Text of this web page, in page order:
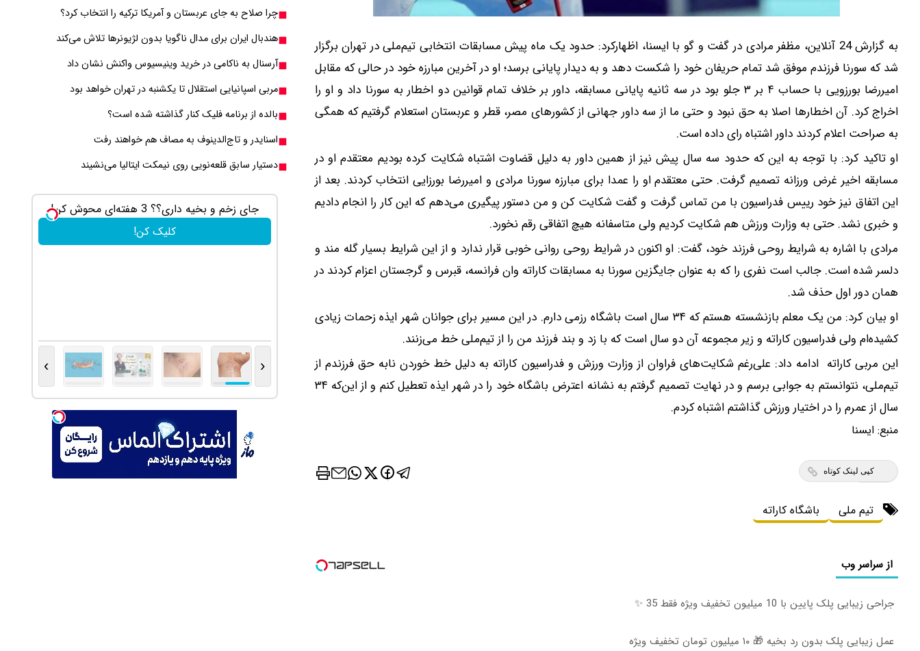
به گزارش 24 آنلاین، مظفر مرادی در گفت و گو با ایسنا، اظهارکرد: حدود یک ماه پیش مسابقات انتخابی تیم‌ملی در تهران برگزار
شد که سورنا فرزندم موفق شد تمام حریفان خود را شکست دهد و به دیدار پایانی برسد؛ او در آخرین مبارزه خود در حالی که مقابل
امیررضا بورزویی با حساب ۴ بر ۳ جلو بود در سه ثانیه پایانی مسابقه، داور بر خلاف تمام قوانین دو اخطار به سورنا داد و او را
اخراج کرد. آن اخطارها اصلا به حق نبود و حتی ما از سه داور جهانی از کشورهای مصر، قطر و عربستان استعلام گرفتیم که همگی
به صراحت اعلام کردند داور اشتباه رای داده است.
او تاکید کرد: با توجه به این که حدود سه سال پیش نیز از همین داور به دلیل قضاوت اشتباه شکایت کرده بودیم معتقدم او در
مسابقه اخیر غرض ورزانه تصمیم گرفت. حتی معتقدم او را عمدا برای مبارزه سورنا مرادی و امیررضا بورزایی انتخاب کردند. بعد از
این اتفاق نیز خود رییس فدراسیون با من تماس گرفت و گفت شکایت کن و من دستور پیگیری می‌دهم که این کار را انجام دادیم
و خبری نشد. حتی به وزارت ورزش هم شکایت کردیم ولی متاسفانه هیچ اتفاقی رقم نخورد.
مرادی با اشاره به شرایط روحی فرزند خود، گفت: او اکنون در شرایط روحی روانی خوبی قرار ندارد و از این شرایط بسیار گله مند و
دلسر شده است. جالب است نفری را که به عنوان جایگزین سورنا به مسابقات کاراته وان فرانسه، قبرس و گرجستان اعزام کردند در
همان دور اول حذف شد.
او بیان کرد: من یک معلم بازنشسته هستم که ۳۴ سال است باشگاه رزمی دارم. در این مسیر برای جوانان شهر ایذه زحمات زیادی
کشیده‌ام ولی فدراسیون کاراته و زیر مجموعه آن دو سال است که با زد و بند فرزند من را از تیم‌ملی خط می‌زنند.
این مربی کاراته ادامه داد: علی‌رغم شکایت‌های فراوان از وزارت ورزش و فدراسیون کاراته به دلیل خط خوردن نابه حق فرزندم از
تیم‌ملی، نتوانستم به جوابی برسم و در نهایت تصمیم گرفتم به نشانه اعترض باشگاه خود را در شهر ایذه تعطیل کنم و از این‌که ۳۴
سال از عمرم را در اختیار ورزش گذاشتم اشتباه کردم.
منبع: ايسنا
کپی لینک کوتاه
تیم ملی باشگاه کاراته
از سراسر وب
جراحی زیبایی پلک پایین با 10 میلیون تخفیف ویژه فقط 35 ✨
عمل زیبایی پلک بدون رد بخیه 🎁 ۱۰ میلیون تومان تخفیف ویژه
چرا صلاح به جای عربستان و آمریکا ترکیه را انتخاب کرد؟
هندبال ایران برای مدال ناگویا بدون لژیونرها تلاش می‎‌کند
آرسنال به ناکامی در خرید وینیسیوس واکنش نشان داد
مربی اسپانیایی استقلال تا یکشنبه در تهران خواهد بود
بالده از برنامه فلیک کنار گذاشته شده است؟
اسنایدر و تاج‌الدینوف به مصاف هم خواهند رفت
دستیار سابق قلعه‌نویی روی نیمکت ایتالیا می‌نشیند
جای زخم و بخیه داری؟؟ 3 هفته‌ای محوش کن!
کلیک کن!
‹
›